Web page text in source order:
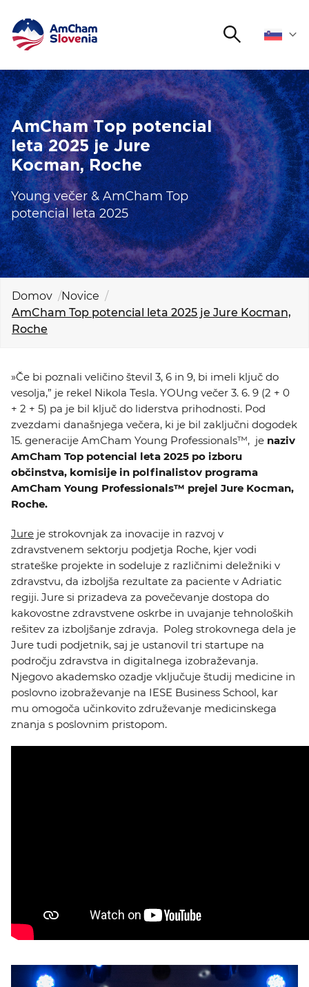
Išči
DOGODKI IN MREŽENJE
ZAGOVORNIŠTVO
AmChamYOUNG
MEDNARODNO SODELOVANJE
ČLANSTVO
O NAS
KOLEDAR DOGODKOV
KONTAKT
GALERIJA
Želimo postati član
Iskalni niz
AmCham Top potencial
leta 2025 je Jure
Kocman, Roche
Young večer & AmCham Top
potencial leta 2025
Domov
Novice
AmCham Top potencial leta 2025 je Jure Kocman,
Roche
»Če bi poznali veličino števil 3, 6 in 9, bi imeli ključ do
vesolja,” je rekel Nikola Tesla. YOUng večer 3. 6. 9 (2 + 0
+ 2 + 5) pa je bil ključ do liderstva prihodnosti. Pod
zvezdami današnjega večera, ki je bil zaključni dogodek
15. generacije AmCham Young Professionals™, je naziv
AmCham Top potencial leta 2025 po izboru
občinstva, komisije in polfinalistov programa
AmCham Young Professionals™ prejel Jure Kocman,
Roche.
Jure je strokovnjak za inovacije in razvoj v
zdravstvenem sektorju podjetja Roche, kjer vodi
strateške projekte in sodeluje z različnimi deležniki v
zdravstvu, da izboljša rezultate za paciente v Adriatic
regiji. Jure si prizadeva za povečevanje dostopa do
kakovostne zdravstvene oskrbe in uvajanje tehnoloških
rešitev za izboljšanje zdravja. Poleg strokovnega dela je
Jure tudi podjetnik, saj je ustanovil tri startupe na
področju zdravstva in digitalnega izobraževanja.
Njegovo akademsko ozadje vključuje študij medicine in
poslovno izobraževanje na IESE Business School, kar
mu omogoča učinkovito združevanje medicinskega
znanja s poslovnim pristopom.